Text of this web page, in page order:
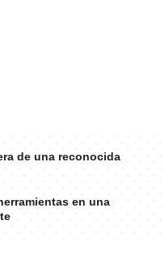
de una reconocida
en una